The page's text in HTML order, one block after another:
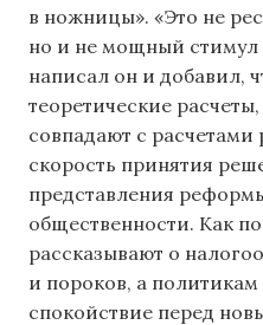
в ножницы». «Это не
но и не мощный стимул
написал он и добавил,
теоретические
совпадают с
скорость принятия
представления
общественности. Как
рассказывают о
и пороков, а
спокойствие перед